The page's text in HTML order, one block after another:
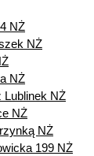
NŻ
NŻ
NŻ
Lublinek NŻ
NŻ
NŻ
199 NŻ